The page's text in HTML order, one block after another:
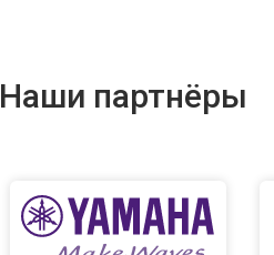
Наши партнёры